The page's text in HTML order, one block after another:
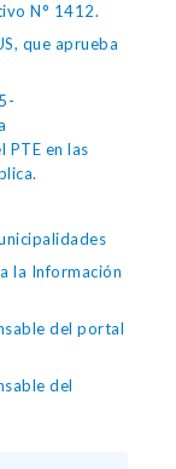
N° 1412.
que aprueba
PTE en las
la Información
del portal
del